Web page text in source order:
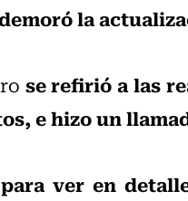
la
se refirió a las
e hizo un
ver en